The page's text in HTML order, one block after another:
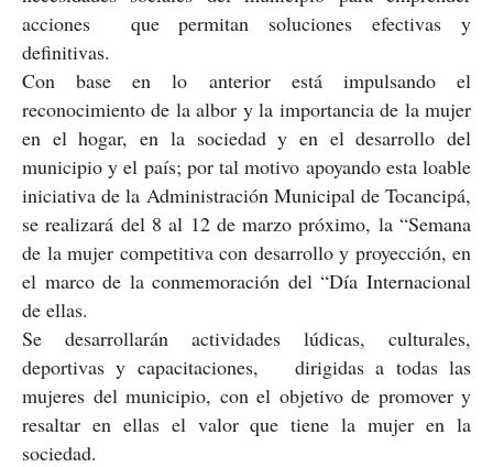
acciones que permitan soluciones efectivas y
definitivas.
Con base en lo anterior está impulsando el
reconocimiento de la albor y la importancia de la mujer
en el hogar, en la sociedad y en el desarrollo del
municipio y el país; por tal motivo apoyando esta loable
iniciativa de la Administración Municipal de Tocancipá,
se realizará del 8 al 12 de marzo próximo, la “Semana
de la mujer competitiva con desarrollo y proyección, en
el marco de la conmemoración del “Día Internacional
de ellas.
Se desarrollarán actividades lúdicas, culturales,
deportivas y capacitaciones, dirigidas a todas las
mujeres del municipio, con el objetivo de promover y
resaltar en ellas el valor que tiene la mujer en la
sociedad.